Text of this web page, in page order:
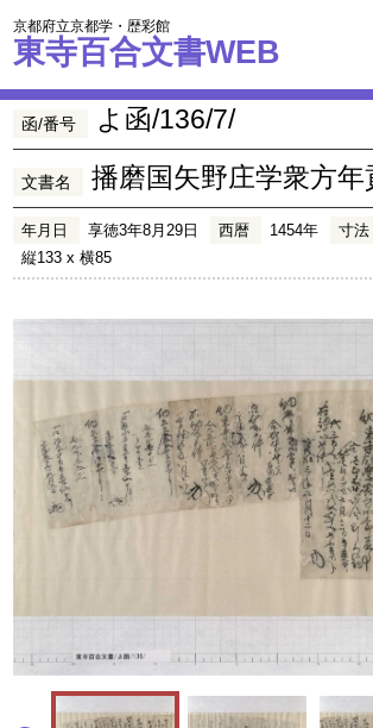
京都府立京都学・歴彩館
東寺百合文書WEB
函/番号 よ函/136/7/
文書名 播磨国矢野庄学衆方年
年月日 享徳3年8月29日 西暦 1454年
寸法
縦133 x 横85